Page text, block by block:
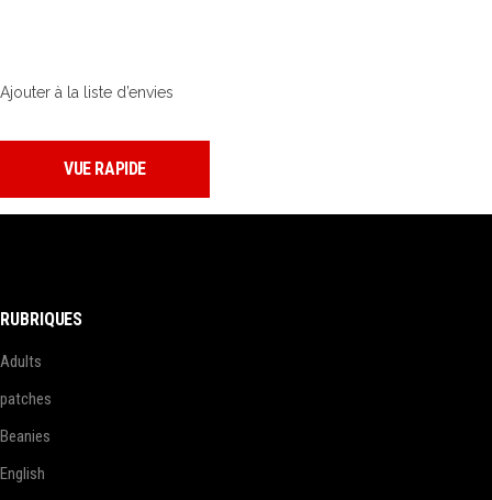
Ajouter à la liste d’envies
VUE RAPIDE
RUBRIQUES
Adults
patches
Beanies
English